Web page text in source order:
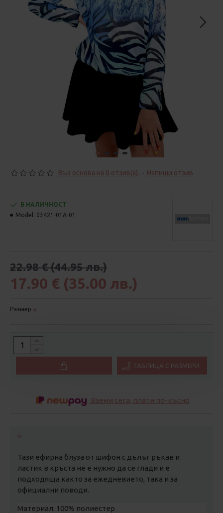
Въз основа на 0 отзив(а). - Напиши отзив
17.90 € (35.00 лв.)
22.98 € (44.95 лв.)
В НАЛИЧНОСТ
Model: 03421-01A-01
Размер
ТАБЛИЦА С РАЗМЕРИ
Вземи сега, плати по-късно
Тази ефирна блуза от шифон с дълъг ръкав и
ластик в кръста не е нужно да се глади и е
подходяща както за ежедневието, така и за
официални поводи.
Материал: 100% полиестер